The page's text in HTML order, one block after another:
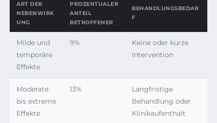
ART DER
NEBENWIRK
UNG
PROZENTUALER
ANTEIL
BETROFFENER
BEHANDLUNGSBEDAR
F
Milde und
temporäre
Effekte
9%
Keine oder kurze
Intervention
Moderate
bis extreme
Effekte
13%
Langfristige
Behandlung oder
Klinikaufenthalt